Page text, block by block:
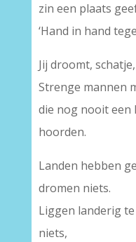
zin een plaats
‘Hand in hand
Jij droomt,
Strenge mannen
die nog nooit een
hoorden.
Landen hebben
dromen niets.
Liggen landerig
niets,